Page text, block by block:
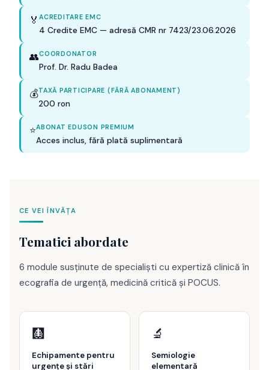
🏅 ACREDITARE EMC
4 Credite EMC — adresă CMR nr 7423/23.06.2026
👥COORDONATOR
Prof. Dr. Radu Badea
💰TAXĂ PARTICIPARE (FĂRĂ ABONAMENT)
200 ron
⭐ABONAT EDUSON PREMIUM
Acces inclus, fără plată suplimentară
CE VEI ÎNVĂȚA
Tematici abordate
6 module susținute de specialiști cu expertiză clinică în
ecografia de urgență, medicină critică și POCUS.
🩻
Echipamente pentru
urgențe și stări
🔬
Semiologie
elementară